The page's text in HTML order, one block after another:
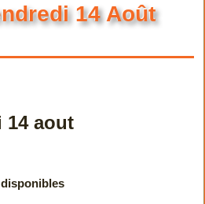
14 Août
14 aout